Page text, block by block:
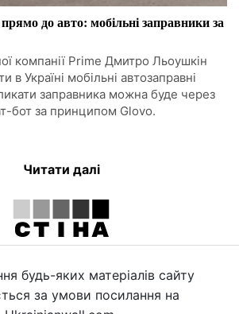
до авто: мобільні заправники за
компанії Prime Дмитро Льоушкін
в Україні мобільні автозаправні
заправника можна буде через
бот за принципом Glovo.
Читати далі
будь-яких матеріалів сайту
за умови посилання на